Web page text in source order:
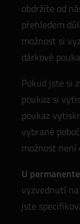
obdržíte od
přehledem
možnost si
dárkové
Pokud jste si
poukaz si
poukaz
vybrané
možnost není
U
vyzvednutí
jste